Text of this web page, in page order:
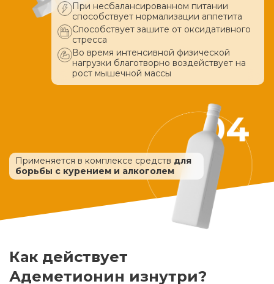
При несбалансированном питании
способствует нормализации аппетита
Способствует зашите от оксидативного
стресса
Во время интенсивной физической
нагрузки благотворно воздействует на
рост мышечной массы
Применяется в комплексе средств для
борьбы с курением и алкоголем
Как действует
Адеметионин изнутри?